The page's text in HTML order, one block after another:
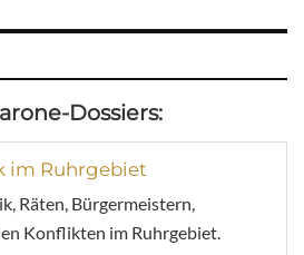
Dossiers:
im Ruhrgebiet
Räten, Bürgermeistern,
Konflikten im Ruhrgebiet.